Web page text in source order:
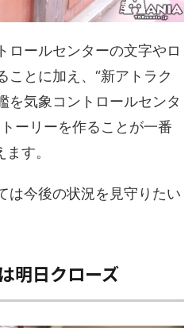
ロールセンターの文字やロ
ことに加え、“新アトラク
を気象コントロールセンタ
ーリーを作ることが一番
す。
は今後の状況を見守りたい
明日クローズ